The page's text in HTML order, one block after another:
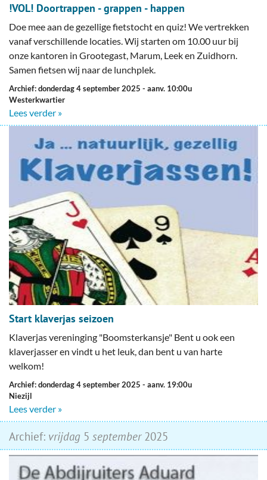
!VOL! Doortrappen - grappen - happen
Doe mee aan de gezellige fietstocht en quiz! We vertrekken
vanaf verschillende locaties. Wij starten om 10.00 uur bij
onze kantoren in Grootegast, Marum, Leek en Zuidhorn.
Samen fietsen wij naar de lunchplek.
Archief: donderdag 4 september 2025 - aanv. 10:00u
Westerkwartier
Lees verder »
Start klaverjas seizoen
Klaverjas vereninging "Boomsterkansje" Bent u ook een
klaverjasser en vindt u het leuk, dan bent u van harte
welkom!
Archief: donderdag 4 september 2025 - aanv. 19:00u
Niezijl
Lees verder »
Archief: vrijdag 5 september2025